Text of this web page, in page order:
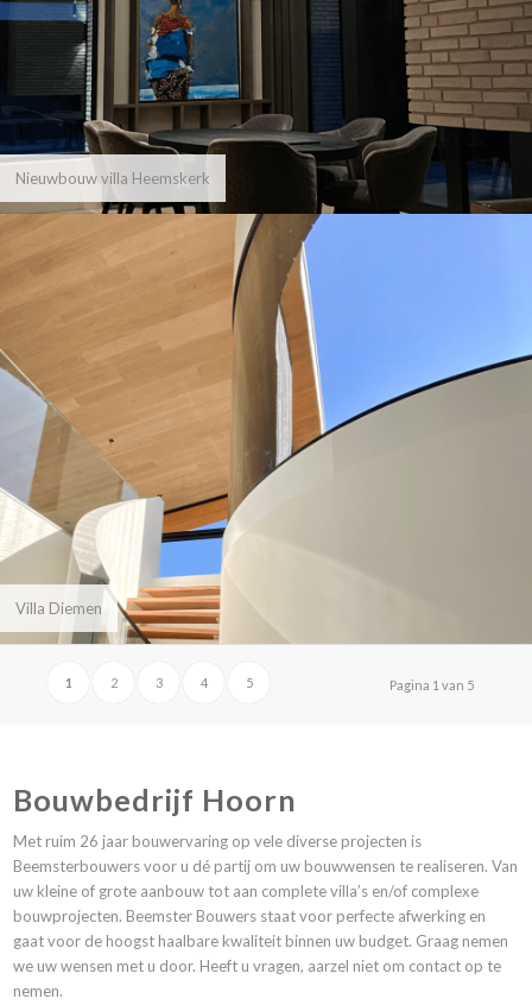
Nieuwbouw villa Heemskerk
Villa Diemen
Pagina 1 van 5
1 2 3 4 5
Bouwbedrijf Hoorn
Met ruim 26 jaar bouwervaring op vele diverse projecten is
Beemsterbouwers voor u dé partij om uw bouwwensen te realiseren. Van
uw kleine of grote aanbouw tot aan complete villa’s en/of complexe
bouwprojecten. Beemster Bouwers staat voor perfecte afwerking en
gaat voor de hoogst haalbare kwaliteit binnen uw budget. Graag nemen
we uw wensen met u door. Heeft u vragen, aarzel niet om contact op te
nemen.